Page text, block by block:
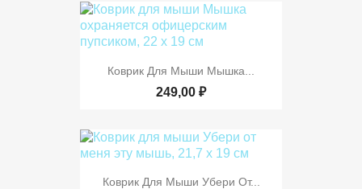
Коврик Для Мыши Мышка...
249,00 ₽
Коврик Для Мыши Убери От...